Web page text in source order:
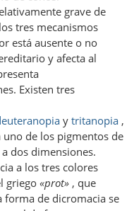
grave de
tres mecanismos
está ausente o no
y afecta al
Existen tres
y tritanopia ,
de los pigmentos de
dos dimensiones.
a los tres colores
griego«prot» , que
forma de dicromacia se